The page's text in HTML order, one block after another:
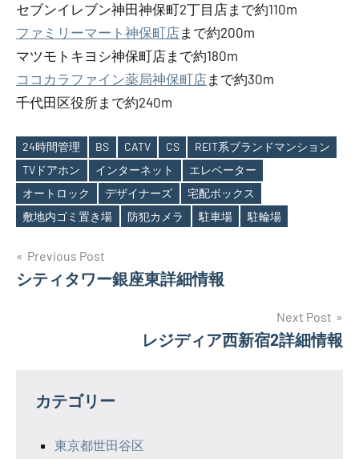
セブンイレブン神田神保町2丁目店まで約110m
ファミリーマート神保町店まで約200m
マツモトキヨシ神保町店まで約180m
ココカラファイン薬局神保町店まで約30m
千代田区役所まで約240m
Tags
24時間管理 BS CATV CS
REIT系ブランドマンション
TVドアホン
インターネット
エレベーター
オートロック
デザイナーズ
宅配ボックス
敷地内ゴミ置き場
防犯カメラ 駐車場 駐輪場
投
稿
ー
Previous Post
シティタワー銀座東詳細情報
Next Post
レジディア西新宿2詳細情報
カテゴリー
東京都世田谷区